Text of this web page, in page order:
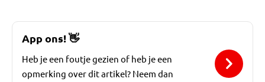
App ons!👋
Heb je een foutje gezien of heb je een
opmerking over dit artikel? Neem dan